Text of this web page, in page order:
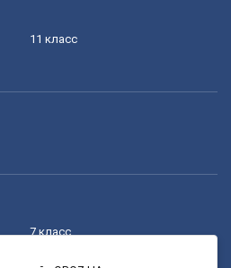
11 класс
7 класс